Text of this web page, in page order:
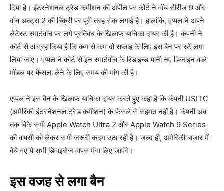
दिया है। इंटरनेशनल ट्रेड कमीशन की अपील पर कोर्ट ने वॉच सीरीज 9 और
वॉच अल्ट्रा 2 की बिक्री पर पूरी तरह रोक लगाई है। हालांकि, एप्पल ने अपने
लेटेस्ट स्मार्टवॉच पर लगे प्रतिबंध के खिलाफ याचिका दायर की है। कंपनी ने
कोर्ट से आग्रह किया है कि कम से कम दो सप्ताह के लिए इस बैन पर स्टे लगा
लिया जाए। एप्पल ने कोर्ट से इन स्मार्टवॉच के रिडाइन्ड यानी नए डिजाइन वाले
मॉडल पर फैसला लेने के लिए समय की मांग की है।
एप्पल ने इस बैन के खिलाफ याचिका दायर करते हुए कहा है कि कंपनी USITC
(अमेरिकी इंटरनेशनल ट्रेड कमीशन) के फैसले से सहमत नहीं है। कंपनी अब
तक बिके सभी Apple Watch Ultra 2 और Apple Watch 9 Series
की वापसी को लेकर सभी जरूरी कदम उठा रही है। जल्द ही, अमेरिकी बाजार में
बेचे गए ये सभी डिवाइसेज वापस मंगा लिए जाएंगे।
इस वजह से लगा बैन